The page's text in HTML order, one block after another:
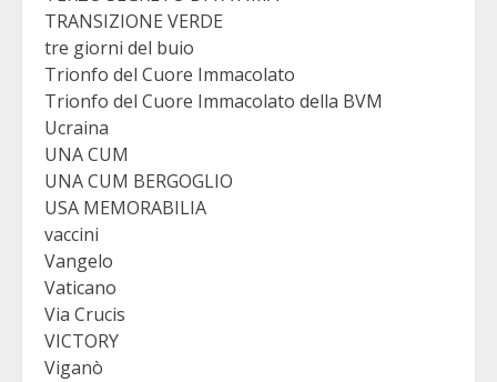
TRANSIZIONE VERDE
tre giorni del buio
Trionfo del Cuore Immacolato
Trionfo del Cuore Immacolato della BVM
Ucraina
UNA CUM
UNA CUM BERGOGLIO
USA MEMORABILIA
vaccini
Vangelo
Vaticano
Via Crucis
VICTORY
Viganò